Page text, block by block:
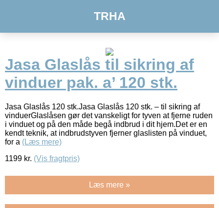
TRHA
Jasa Glaslås til sikring af
vinduer pak. a’ 120 stk.
Jasa Glaslås 120 stk.Jasa Glaslås 120 stk. – til sikring af
vinduerGlaslåsen gør det vanskeligt for tyven at fjerne ruden
i vinduet og på den måde begå indbrud i dit hjem.Det er en
kendt teknik, at indbrudstyven fjerner glaslisten på vinduet,
for a (Læs mere)
1199 kr. (Vis fragtpris)
Læs mere »